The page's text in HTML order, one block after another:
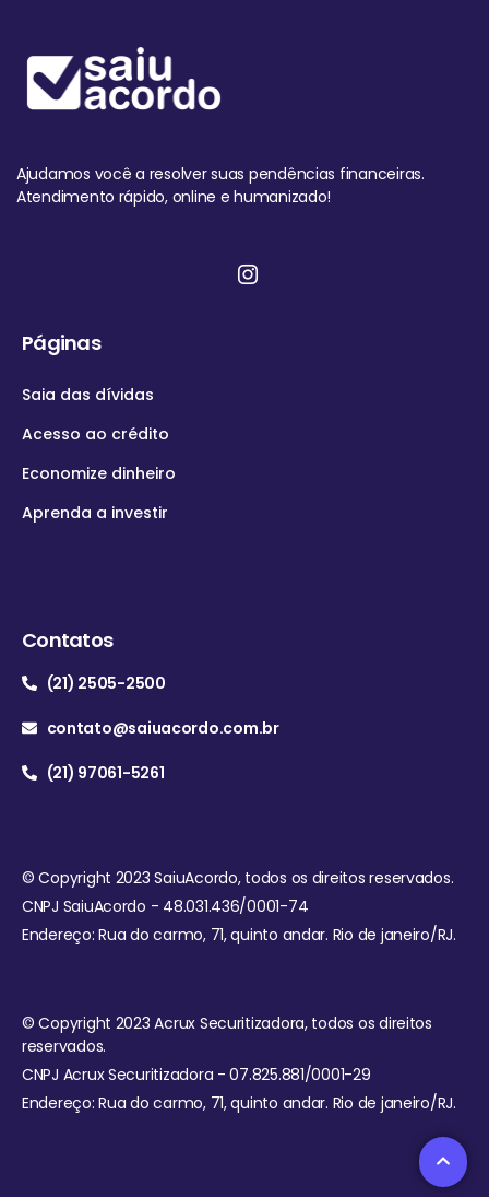
Ajudamos você a resolver suas pendências financeiras.
Atendimento rápido, online e humanizado!
Páginas
Saia das dívidas
Acesso ao crédito
Economize dinheiro
Aprenda a investir
Contatos
(21) 2505-2500
contato@saiuacordo.com.br
(21) 97061-5261
© Copyright 2023 SaiuAcordo, todos os direitos reservados.
CNPJ SaiuAcordo - 48.031.436/0001-74
Endereço: Rua do carmo, 71, quinto andar. Rio de janeiro/RJ.
© Copyright 2023 Acrux Securitizadora, todos os direitos
reservados.
CNPJ Acrux Securitizadora - 07.825.881/0001-29
Endereço: Rua do carmo, 71, quinto andar. Rio de janeiro/RJ.